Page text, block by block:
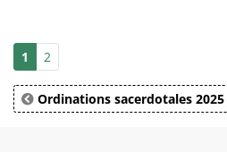
1 2
Ordinations sacerdotales